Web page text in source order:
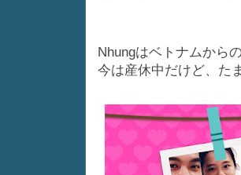
Nhungはベトナムから
今は産休中だけど、た